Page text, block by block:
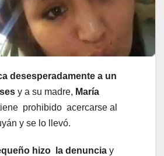
desesperadamente a un
y a su madre, María
prohibido acercarse al
y se lo llevó.
hizo la denuncia y